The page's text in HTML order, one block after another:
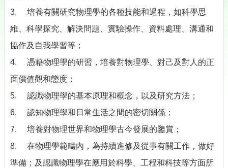
3. 培養有關研究物理學的各種技能和過程，如科學思
維、科學探究、解決問題、實驗操作、資料處理、溝通和
協作及自我學習等；
4. 憑藉物理學的研習，培養對物理學、對己及對人的正
面價值觀和態度；
5. 認識物理學的基本原理和概念，以及研究方法；
6. 認知物理學和日常生活之間的密切關係；
7. 培養對物理世界和物理學古今發展的鑒賞；
8. 在物理學範疇內，為持續進修及從事有關工作，做好
準備；及認識物理學在應用於科學、工程和科技等方面所